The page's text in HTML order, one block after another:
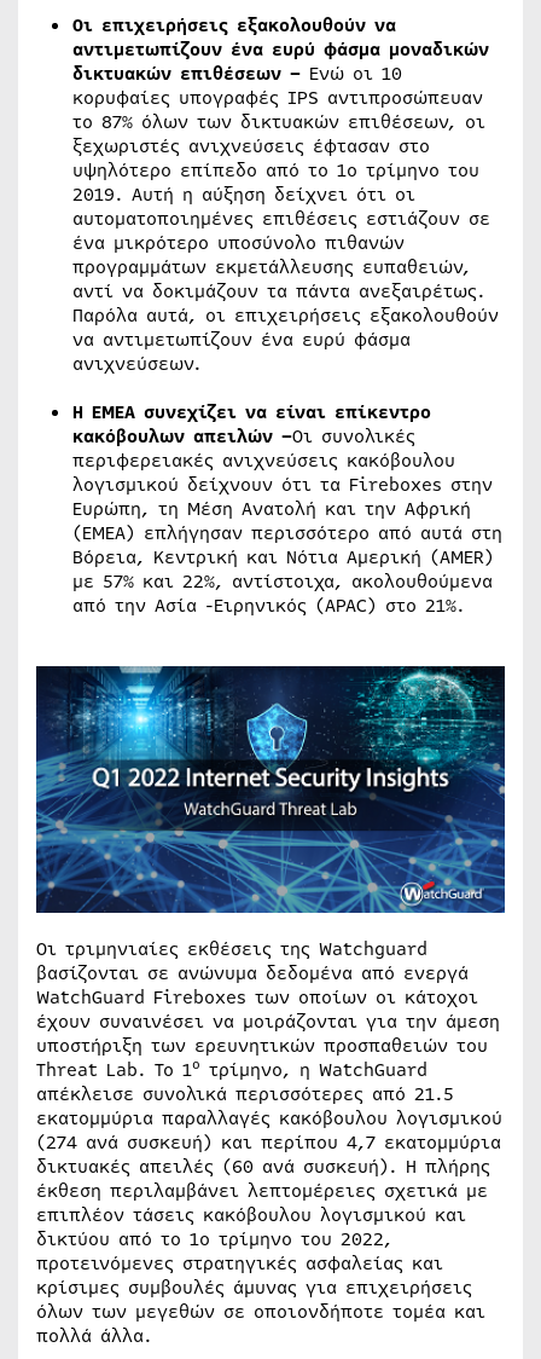
Οι επιχειρήσεις εξακολουθούν να
αντιμετωπίζουν ένα ευρύ φάσμα μοναδικών
δικτυακών επιθέσεων – Ενώ οι 10
κορυφαίες υπογραφές IPS αντιπροσώπευαν
το 87% όλων των δικτυακών επιθέσεων, οι
ξεχωριστές ανιχνεύσεις έφτασαν στο
υψηλότερο επίπεδο από το 1ο τρίμηνο του
2019. Αυτή η αύξηση δείχνει ότι οι
αυτοματοποιημένες επιθέσεις εστιάζουν σε
ένα μικρότερο υποσύνολο πιθανών
προγραμμάτων εκμετάλλευσης ευπαθειών,
αντί να δοκιμάζουν τα πάντα ανεξαιρέτως.
Παρόλα αυτά, οι επιχειρήσεις εξακολουθούν
να αντιμετωπίζουν ένα ευρύ φάσμα
ανιχνεύσεων.
Η ΕΜΕΑ συνεχίζει να είναι επίκεντρο
κακόβουλων απειλών –Οι συνολικές
περιφερειακές ανιχνεύσεις κακόβουλου
λογισμικού δείχνουν ότι τα Fireboxes στην
Ευρώπη, τη Μέση Ανατολή και την Αφρική
(EMEA) επλήγησαν περισσότερο από αυτά στη
Βόρεια, Κεντρική και Νότια Αμερική (AMER)
με 57% και 22%, αντίστοιχα, ακολουθούμενα
από την Ασία -Ειρηνικός (APAC) στο 21%.
Οι τριμηνιαίες εκθέσεις της Watchguard
βασίζονται σε ανώνυμα δεδομένα από ενεργά
WatchGuard Fireboxes των οποίων οι κάτοχοι
έχουν συναινέσει να μοιράζονται για την άμεση
υποστήριξη των ερευνητικών προσπαθειών του
Threat Lab. Το 1ο τρίμηνο, η WatchGuard
απέκλεισε συνολικά περισσότερες από 21.5
εκατομμύρια παραλλαγές κακόβουλου λογισμικού
(274 ανά συσκευή) και περίπου 4,7 εκατομμύρια
δικτυακές απειλές (60 ανά συσκευή). Η πλήρης
έκθεση περιλαμβάνει λεπτομέρειες σχετικά με
επιπλέον τάσεις κακόβουλου λογισμικού και
δικτύου από το 1ο τρίμηνο του 2022,
προτεινόμενες στρατηγικές ασφαλείας και
κρίσιμες συμβουλές άμυνας για επιχειρήσεις
όλων των μεγεθών σε οποιονδήποτε τομέα και
πολλά άλλα.